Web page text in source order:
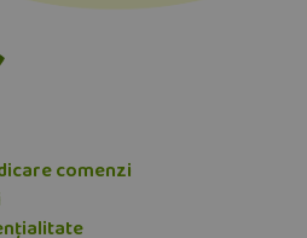
comenzi